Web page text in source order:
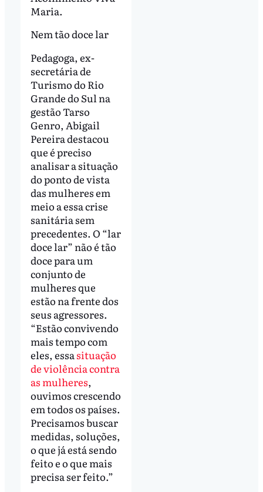
Maria.
Nem tão doce lar
Pedagoga, ex-
secretária de
Turismo do Rio
Grande do Sul na
gestão Tarso
Genro, Abigail
Pereira destacou
que é preciso
analisar a situação
do ponto de vista
das mulheres em
meio a essa crise
sanitária sem
precedentes. O “lar
doce lar” não é tão
doce para um
conjunto de
mulheres que
estão na frente dos
seus agressores.
“Estão convivendo
mais tempo com
eles, essasituação
de violência contra
as mulheres,
ouvimos crescendo
em todos os países.
Precisamos buscar
medidas, soluções,
o que já está sendo
feito e o que mais
precisa ser feito.”